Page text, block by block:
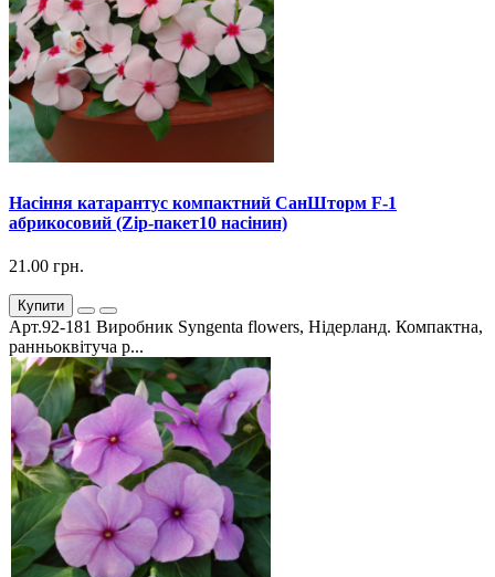
Насіння катарантус компактний СанШторм F-1
абрикосовий (Zip-пакет10 насінин)
21.00 грн.
Купити
Арт.92-181 Виробник Syngenta flowers, Нідерланд. Компактна,
ранньоквітуча р...